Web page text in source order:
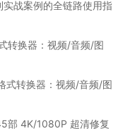
战案例的全链路使用指
转换器：视频/音频/图
式转换器：视频/音频/图
部 4K/1080P 超清修复